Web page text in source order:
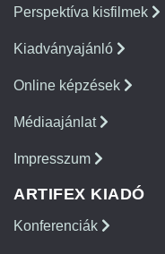
Perspektíva kisfilmek
Kiadványajánló
Online képzések
Médiaajánlat
Impresszum
ARTIFEX KIADÓ
Konferenciák